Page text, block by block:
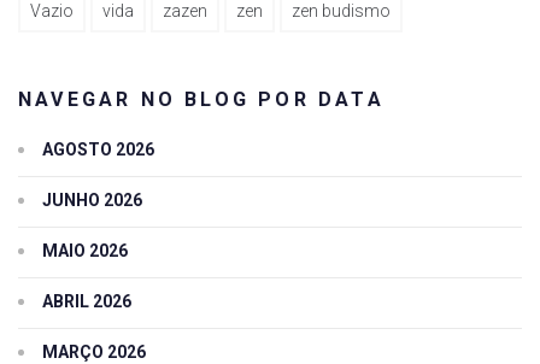
Vazio vida zazen zen zen budismo
NAVEGAR NO BLOG POR DATA
AGOSTO 2026
JUNHO 2026
MAIO 2026
ABRIL 2026
MARÇO 2026